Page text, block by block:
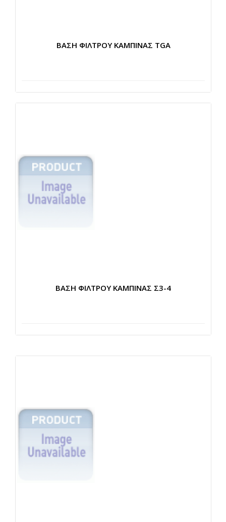
ΒΑΣΗ ΦΙΛΤΡΟΥ ΚΑΜΠΙΝΑΣ TGA
ΒΑΣΗ ΦΙΛΤΡΟΥ ΚΑΜΠΙΝΑΣ Σ3-4